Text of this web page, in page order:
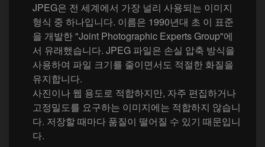
JPEG은 전 세계에서 가장 널리 사용되는 이미지
형식 중 하나입니다. 이름은 1990년대 초 이 표준
을 개발한 "Joint Photographic Experts Group"에
서 유래했습니다. JPEG 파일은 손실 압축 방식을
사용하여 파일 크기를 줄이면서도 적절한 화질을
유지합니다.
사진이나 웹 용도로 적합하지만, 자주 편집하거나
고정밀도를 요구하는 이미지에는 적합하지 않습니
다. 저장할 때마다 품질이 떨어질 수 있기 때문입니
다.